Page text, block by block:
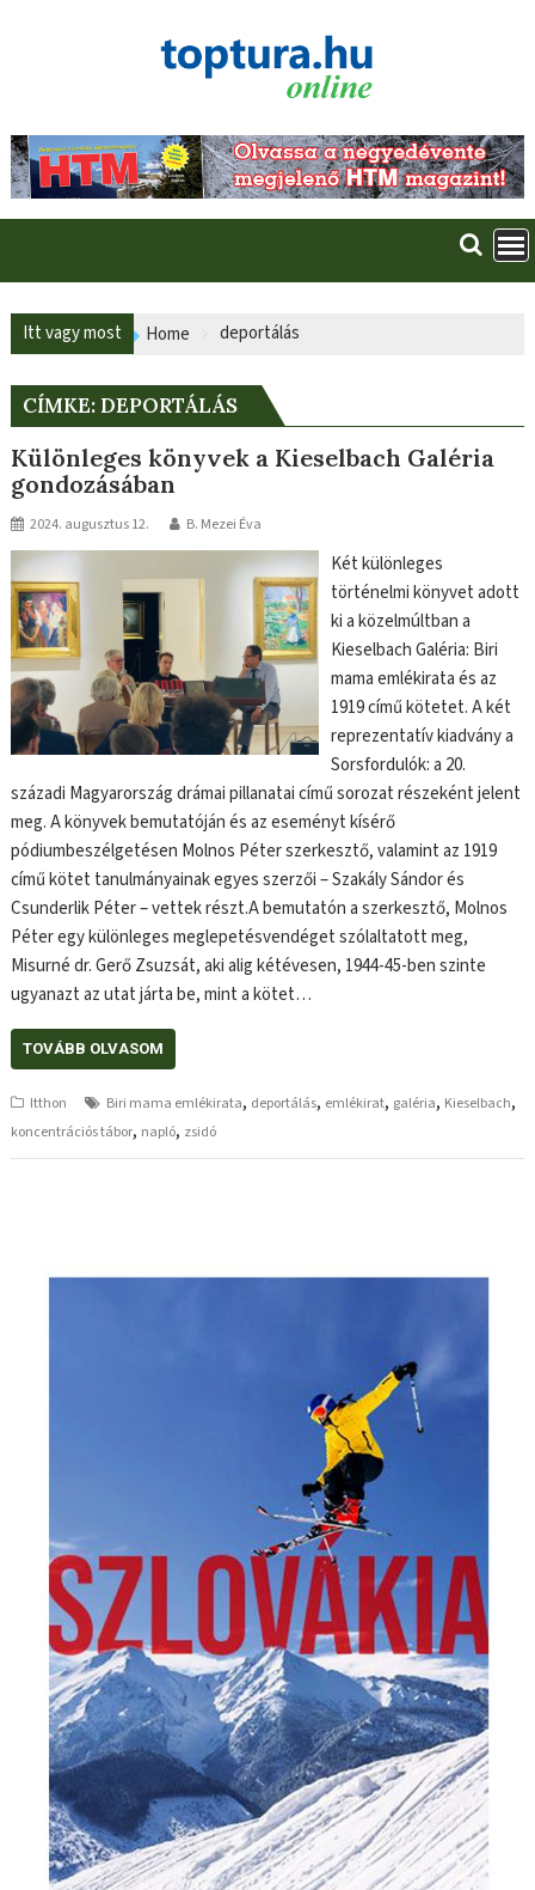
Itt vagy most Home deportálás
CÍMKE: DEPORTÁLÁS
Különleges könyvek a Kieselbach Galéria
gondozásában
2024. augusztus 12. B. Mezei Éva
Két különleges
történelmi könyvet adott
ki a közelmúltban a
Kieselbach Galéria: Biri
mama emlékirata és az
1919 című kötetet. A két
reprezentatív kiadvány a
Sorsfordulók: a 20.
századi Magyarország drámai pillanatai című sorozat részeként jelent
meg. A könyvek bemutatóján és az eseményt kísérő
pódiumbeszélgetésen Molnos Péter szerkesztő, valamint az 1919
című kötet tanulmányainak egyes szerzői – Szakály Sándor és
Csunderlik Péter – vettek részt.A bemutatón a szerkesztő, Molnos
Péter egy különleges meglepetésvendéget szólaltatott meg,
Misurné dr. Gerő Zsuzsát, aki alig kétévesen, 1944-45-ben szinte
ugyanazt az utat járta be, mint a kötet…
TOVÁBB OLVASOM
Itthon Biri mama emlékirata, deportálás, emlékirat, galéria, Kieselbach,
koncentrációs tábor, napló, zsidó